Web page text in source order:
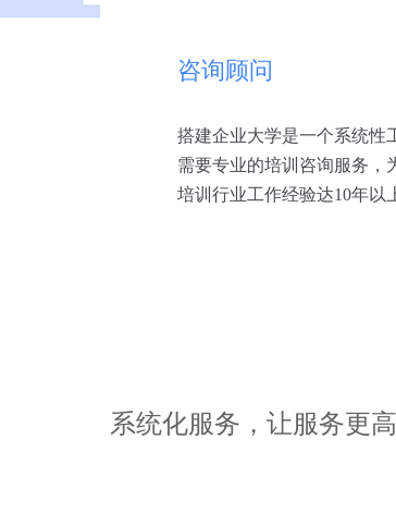
咨询顾问
搭建企业大学是一个系统性
需要专业的培训咨询服务，
培训行业工作经验达10年以
系统化服务，让服务更